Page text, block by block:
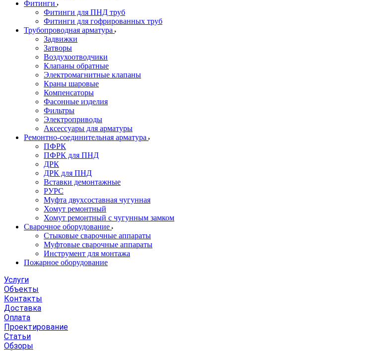
Фитинги
Фитинги для ПНД труб
Фитинги для гофрированных труб
Трубопроводная арматура
Задвижки
Затворы
Воздухоотводчики
Клапаны обратные
Электромагнитные клапаны
Краны шаровые
Компенсаторы
Фасонные изделия
Фильтры
Электроприводы
Аксессуары для арматуры
Ремонтно-соединительная арматура
ПФРК
ПФРК для ПНД
ДРК
ДРК для ПНД
Вставки демонтажные
РУРС
Муфта двухсоставная чугунная
Хомут ремонтный
Хомут ремонтный с чугунным замком
Сварочное оборудование
Стыковые сварочные аппараты
Муфтовые сварочные аппараты
Инструмент для монтажа
Пожарное оборудование
Услуги
Объекты
Контакты
Доставка
Оплата
Проектирование
Статьи
Обзоры